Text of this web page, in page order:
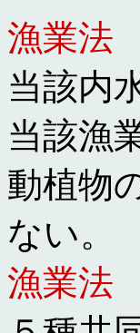
漁業法
当該内
当該漁
動植物
ない。
漁業法